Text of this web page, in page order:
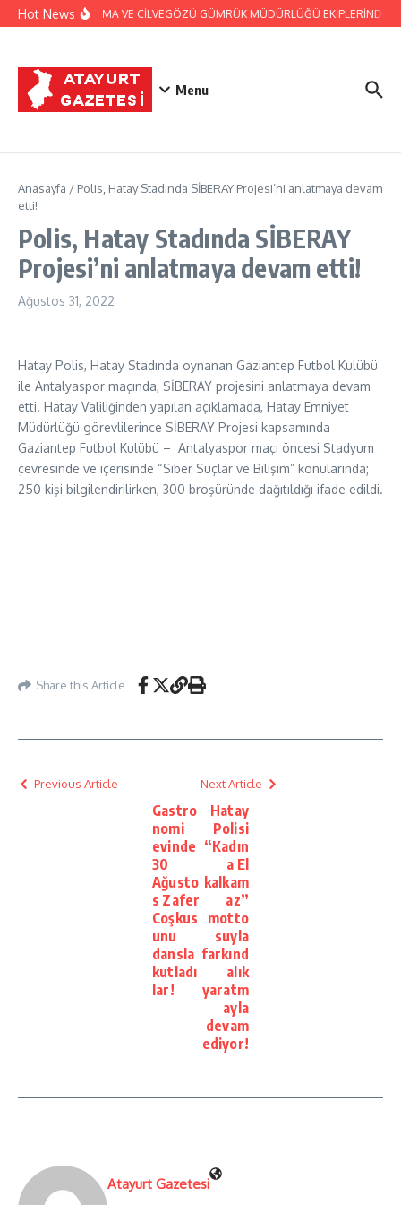
İçeriğe atla
Hot NewsJANDARMA VE CİLVEGÖZÜ GÜMRÜK MÜDÜRLÜĞÜ EKİPLERİNDEN
Menu
Anasayfa / Polis, Hatay Stadında SİBERAY Projesi’ni anlatmaya devam
etti!
Polis, Hatay Stadında SİBERAY
Projesi’ni anlatmaya devam etti!
Ağustos 31, 2022
Hatay Polis, Hatay Stadında oynanan Gaziantep Futbol Kulübü
ile Antalyaspor maçında, SİBERAY projesini anlatmaya devam
etti. Hatay Valiliğinden yapılan açıklamada, Hatay Emniyet
Müdürlüğü görevlilerince SİBERAY Projesi kapsamında
Gaziantep Futbol Kulübü – Antalyaspor maçı öncesi Stadyum
çevresinde ve içerisinde “Siber Suçlar ve Bilişim” konularında;
250 kişi bilgilendirilirken, 300 broşüründe dağıtıldığı ifade edildi.
Share this Article
Previous Article
Gastro
nomi
evinde
30
Ağusto
s Zafer
Coşkus
unu
dansla
kutladı
lar!
Next Article
Hatay
Polisi
“Kadın
a El
kalkam
az”
motto
suyla
farkınd
alık
yaratm
ayla
devam
ediyor!
Atayurt Gazetesi